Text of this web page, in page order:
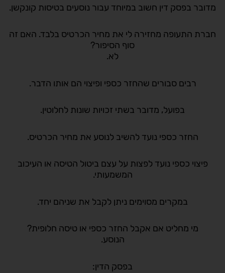
מדובר בפסק דין חשוב במיוחד עבור נוסעים בטיסות קונקשן.
חברת התעופה מחזירה לי את מחיר הכרטיס בלבד. האם זה
סוף הסיפור?
לא.
רבים סבורים שהחזר כספי ופיצוי הם אותו הדבר.
בפועל, מדובר בשתי זכויות שונות לחלוטין.
החזר כספי נועד להשיב לנוסע את מחיר הכרטיס.
פיצוי כספי נועד לפצות על עצם ביטול הטיסה או העיכוב
המשמעותי.
במקרים מסוימים ניתן לקבל את שניהם יחד.
מי מחליט אם אקבל החזר כספי או טיסה חלופית?
הנוסע.
בפסק הדין: